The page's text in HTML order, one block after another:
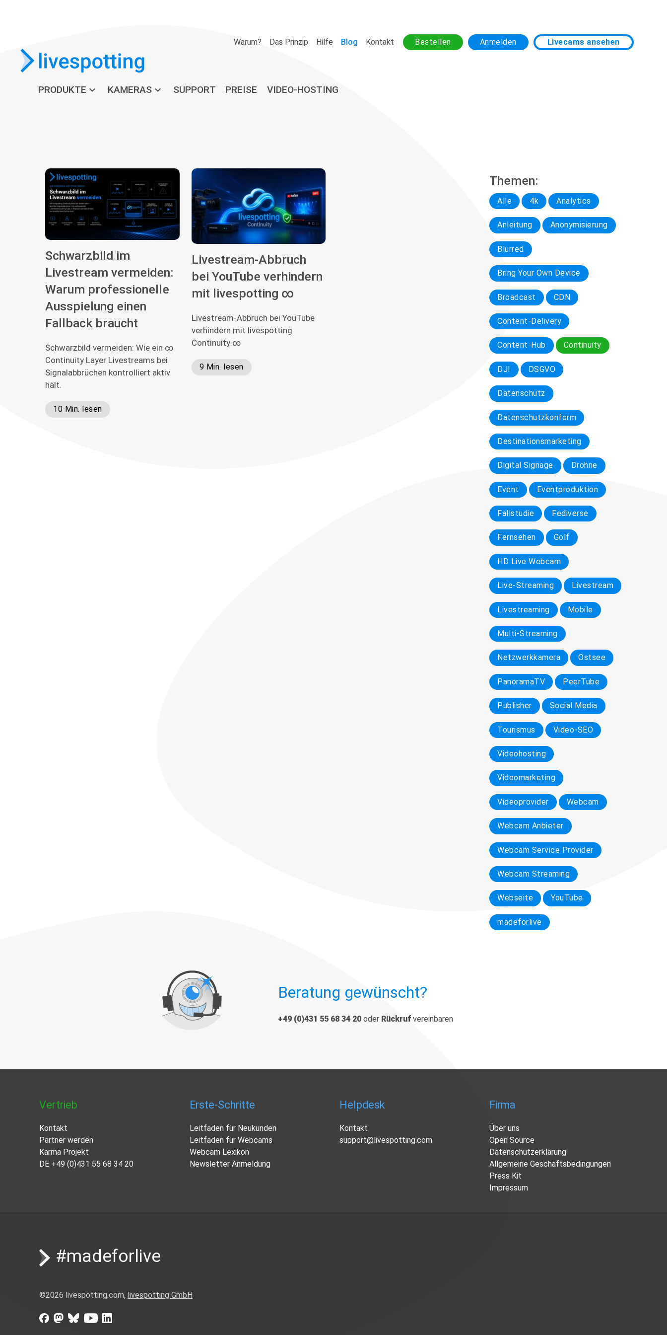
Warum? Das Prinzip Hilfe Blog Kontakt Bestellen Anmelden Livecams ansehen
PRODUKTE expand_more KAMERASexpand_more SUPPORT PREISE VIDEO-HOSTING
Schwarzbild im
Livestream vermeiden:
Warum professionelle
Ausspielung einen
Fallback braucht
Schwarzbild vermeiden: Wie ein ∞
Continuity Layer Livestreams bei
Signalabbrüchen kontrolliert aktiv
hält.
10 Min. lesen
Livestream-Abbruch
bei YouTube verhindern
mit livespotting ∞
Livestream-Abbruch bei YouTube
verhindern mit livespotting
Continuity ∞
9 Min. lesen
Themen:
Alle 4k Analytics
Anleitung Anonymisierung
Blurred
Bring Your Own Device
Broadcast CDN
Content-Delivery
Content-Hub Continuity
DJI DSGVO
Datenschutz
Datenschutzkonform
Destinationsmarketing
Digital Signage Drohne
Event Eventproduktion
Fallstudie Fediverse
Fernsehen Golf
HD Live Webcam
Live-Streaming Livestream
Livestreaming Mobile
Multi-Streaming
Netzwerkkamera Ostsee
PanoramaTV PeerTube
Publisher Social Media
Tourismus Video-SEO
Videohosting
Videomarketing
Videoprovider Webcam
Webcam Anbieter
Webcam Service Provider
Webcam Streaming
Webseite YouTube
madeforlive
Beratung gewünscht?
+49 (0)431 55 68 34 20oder Rückrufvereinbaren
Vertrieb
Kontakt
Partner werden
Karma Projekt
DE +49 (0)431 55 68 34 20
Erste-Schritte
Leitfaden für Neukunden
Leitfaden für Webcams
Webcam Lexikon
Newsletter Anmeldung
Helpdesk
Kontakt
support@livespotting.com
Firma
Über uns
Open Source
Datenschutzerklärung
Allgemeine Geschäftsbedingungen
Press Kit
Impressum
#madeforlive
©2026 livespotting.com, livespotting GmbH